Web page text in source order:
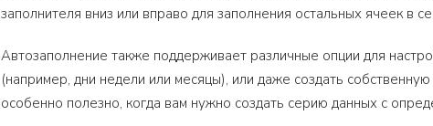
заполнителя вниз или вправо для заполнения остальных ячеек в
Автозаполнение также поддерживает различные опции для
(например, дни недели или месяцы), или даже создать
особенно полезно, когда вам нужно создать серию данных с